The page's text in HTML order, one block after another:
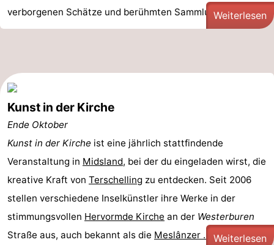
verborgenen Schätze und berühmten Sammlungen der ...
Weiterlesen
Kunst in der Kirche
Ende Oktober
Kunst in der Kirche ist eine jährlich stattfindende
Veranstaltung in Midsland, bei der du eingeladen wirst, die
kreative Kraft von Terschelling zu entdecken. Seit 2006
stellen verschiedene Inselkünstler ihre Werke in der
stimmungsvollen Hervormde Kirche an der Westerburen
Straße aus, auch bekannt als die Meslânzer ... Weiterlesen